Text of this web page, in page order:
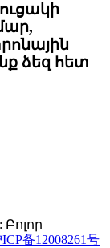
ձեզ հետ
Բոլոր
备12008261号